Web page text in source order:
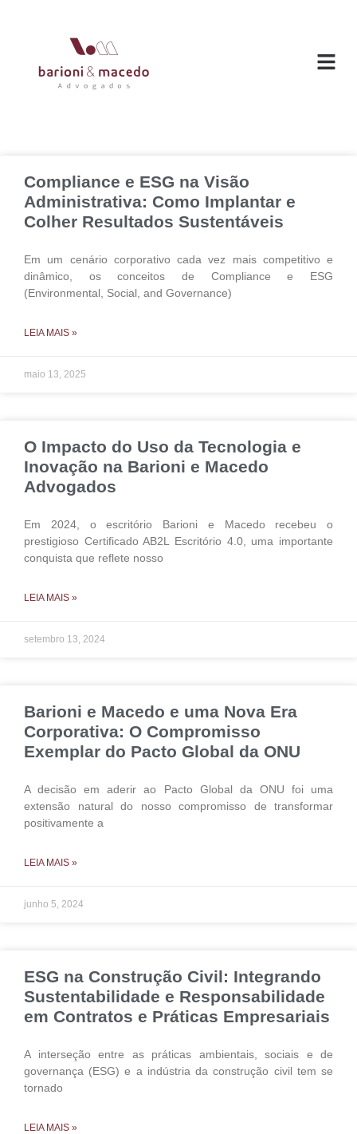
Compliance e ESG na Visão
Administrativa: Como Implantar e
Colher Resultados Sustentáveis
Em um cenário corporativo cada vez mais competitivo e
dinâmico, os conceitos de Compliance e ESG
(Environmental, Social, and Governance)
LEIA MAIS »
maio 13, 2025
O Impacto do Uso da Tecnologia e
Inovação na Barioni e Macedo
Advogados
Em 2024, o escritório Barioni e Macedo recebeu o
prestigioso Certificado AB2L Escritório 4.0, uma importante
conquista que reflete nosso
LEIA MAIS »
setembro 13, 2024
Barioni e Macedo e uma Nova Era
Corporativa: O Compromisso
Exemplar do Pacto Global da ONU
A decisão em aderir ao Pacto Global da ONU foi uma
extensão natural do nosso compromisso de transformar
positivamente a
LEIA MAIS »
junho 5, 2024
ESG na Construção Civil: Integrando
Sustentabilidade e Responsabilidade
em Contratos e Práticas Empresariais
A interseção entre as práticas ambientais, sociais e de
governança (ESG) e a indústria da construção civil tem se
tornado
LEIA MAIS »